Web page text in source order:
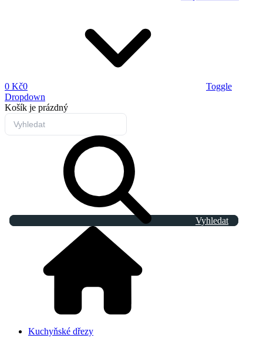
0 Kč0
Toggle
Dropdown
Košík je prázdný
Vyhledat
Kuchyňské dřezy